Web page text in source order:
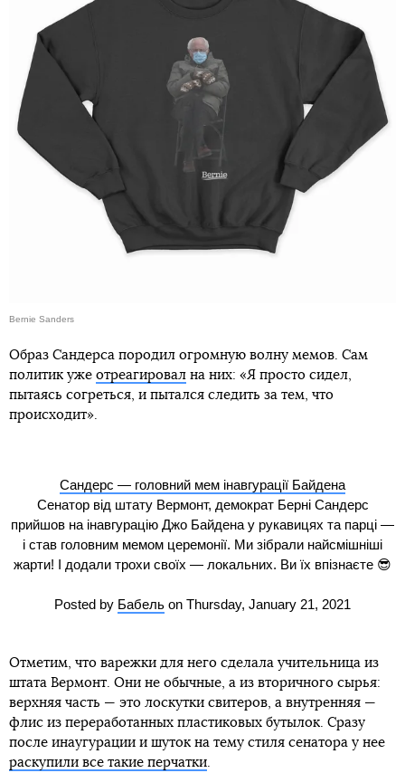
Bernie Sanders
Образ Сандерса породил огромную волну мемов. Сам
политик уже отреагировал на них: «Я просто сидел,
пытаясь согреться, и пытался следить за тем, что
происходит».
Сандерс — головний мем інавгурації Байдена
Сенатор від штату Вермонт, демократ Берні Сандерс
прийшов на інавгурацію Джо Байдена у рукавицях та парці —
і став головним мемом церемонії. Ми зібрали найсмішніші
жарти! І додали трохи своїх — локальних. Ви їх впізнаєте 😎
Posted by Бабель on Thursday, January 21, 2021
Отметим, что варежки для него сделала учительница из
штата Вермонт. Они не обычные, а из вторичного сырья:
верхняя часть — это лоскутки свитеров, а внутренняя —
флис из переработанных пластиковых бутылок. Сразу
после инаугурации и шуток на тему стиля сенатора у нее
раскупили все такие перчатки.